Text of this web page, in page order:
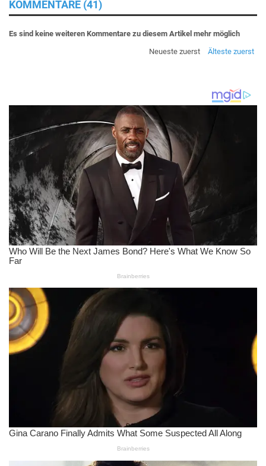
KOMMENTARE (41)
Es sind keine weiteren Kommentare zu diesem Artikel mehr möglich
Neueste zuerst
Älteste zuerst